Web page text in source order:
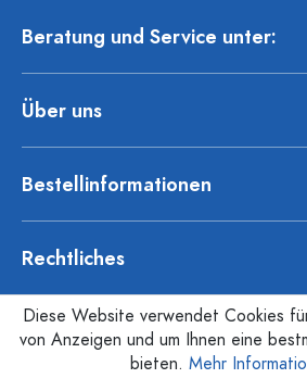
Beratung und Service unter:
Über uns
Bestellinformationen
Rechtliches
Diese Website verwendet Cookies
von Anzeigen und um Ihnen eine
bieten. Mehr